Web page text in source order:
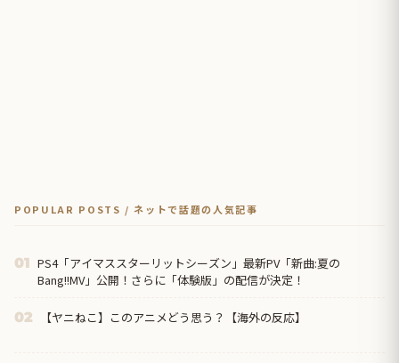
POPULAR POSTS / ネットで話題の人気記事
01 PS4「アイマススターリットシーズン」最新PV「新曲:夏の
Bang!!MV」公開！さらに「体験版」の配信が決定！
02 【ヤニねこ】このアニメどう思う？【海外の反応】